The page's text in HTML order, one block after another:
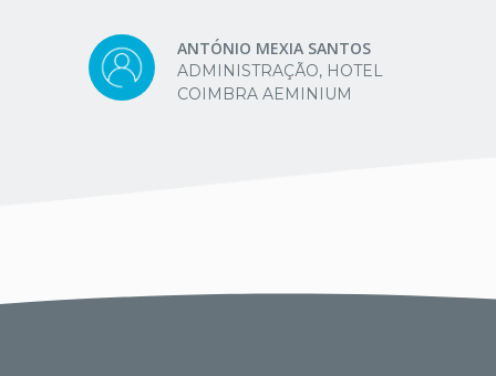
ANTÓNIO MEXIA SANTOS
ADMINISTRAÇÃO, HOTEL
COIMBRA AEMINIUM